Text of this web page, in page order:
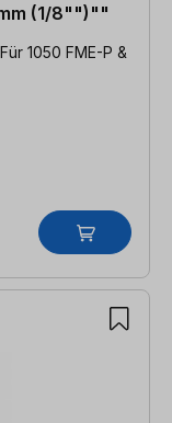
(1/8"")""
1050 FME-P &